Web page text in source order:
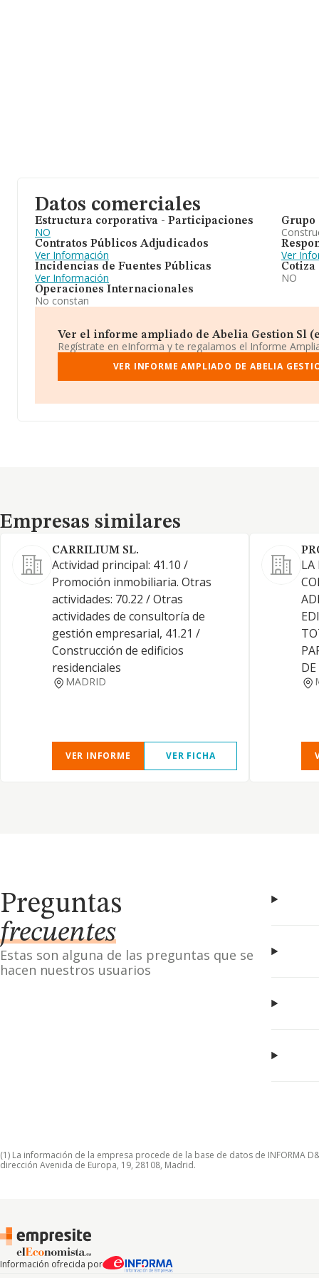
Datos comerciales
Estructura corporativa - Participaciones
NO
Contratos Públicos Adjudicados
Ver Información
Incidencias de Fuentes Públicas
Ver Información
Operaciones Internacionales
No constan
Grupo
Ver
Cotiza
NO
Ver el informe ampliado de Abelia Gestion Sl
Regístrate en eInforma y te regalamos el Informe
VER INFORME AMPLIADO DE ABELIA
Empresas similares
Empresas similares
CARRILIUM SL.
Actividad principal: 41.10 /
Promoción inmobiliaria. Otras
actividades: 70.22 / Otras
actividades de consultoría de
gestión empresarial, 41.21 /
Construcción de edificios
residenciales
MADRID
VER INFORME VER FICHA
LA
Preguntas
frecuentes
Estas son alguna de las preguntas que se
hacen nuestros usuarios
(1) La información de la empresa procede de la base de datos de INFORMA
dirección Avenida de Europa, 19, 28108, Madrid.
Información ofrecida por